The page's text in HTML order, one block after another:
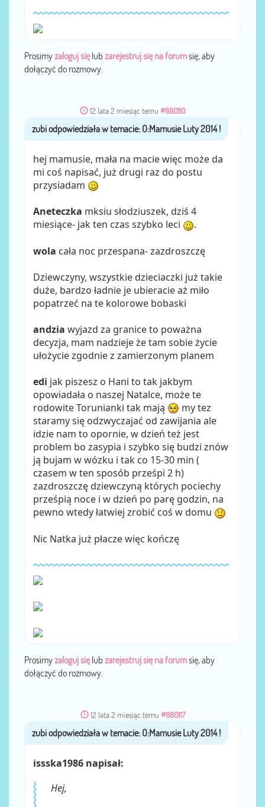
Prosimyzaloguj sięlub zarejestruj się na forumsię, aby
dołączyć do rozmowy.
12 lata 2 miesiąc temu #880110
przezzubi
hej mamusie, mała na macie więc może da
mi coś napisać, już drugi raz do postu
przysiadam
Aneteczka mksiu słodziuszek, dziś 4
miesiące- jak ten czas szybko leci
.
wola cała noc przespana- zazdroszczę
Dziewczyny, wszystkie dzieciaczki już takie
duże, bardzo ładnie je ubieracie aż miło
popatrzeć na te kolorowe bobaski
andzia wyjazd za granice to poważna
decyzja, mam nadzieje że tam sobie życie
ułożycie zgodnie z zamierzonym planem
edi jak piszesz o Hani to tak jakbym
opowiadała o naszej Natalce, może te
rodowite Torunianki tak mają
my tez
staramy się odzwyczajać od zawijania ale
idzie nam to opornie, w dzień też jest
problem bo zasypia i szybko się budzi znów
ją bujam w wózku i tak co 15-30 min (
czasem w ten sposób prześpi 2 h)
zazdroszczę dziewczyną których pociechy
prześpią noce i w dzień po parę godzin, na
pewno wtedy łatwiej zrobić coś w domu
Nic Natka już płacze więc kończę
Prosimyzaloguj sięlub zarejestruj się na forumsię, aby
dołączyć do rozmowy.
12 lata 2 miesiąc temu #880117
przezzubi
issska1986 napisał:
Hej,